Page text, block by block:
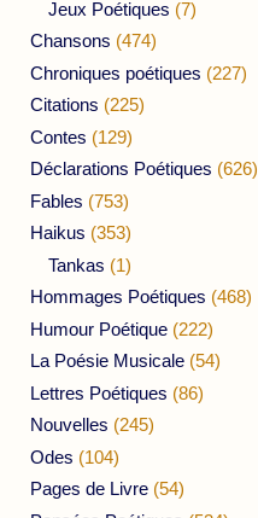
Jeux Poétiques (7)
Chansons (474)
Chroniques poétiques (227)
Citations (225)
Contes (129)
Déclarations Poétiques (626)
Fables (753)
Haikus (353)
Tankas (1)
Hommages Poétiques (468)
Humour Poétique (222)
La Poésie Musicale (54)
Lettres Poétiques (86)
Nouvelles (245)
Odes (104)
Pages de Livre (54)